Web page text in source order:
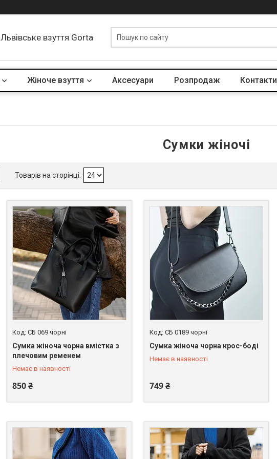
Львівське взуття Gorta
Жіноче взуття Аксесуари Розпродаж Контакти
Сумки жіночі
СБ 069 чорні
Cумка жіноча чорна вмістка з
плечовим ременем
Немає в наявності
850 ₴
+380 (67) 246-45-31
СБ 0189 чорні
Сумка жіноча чорна крос-боді
Немає в наявності
749 ₴